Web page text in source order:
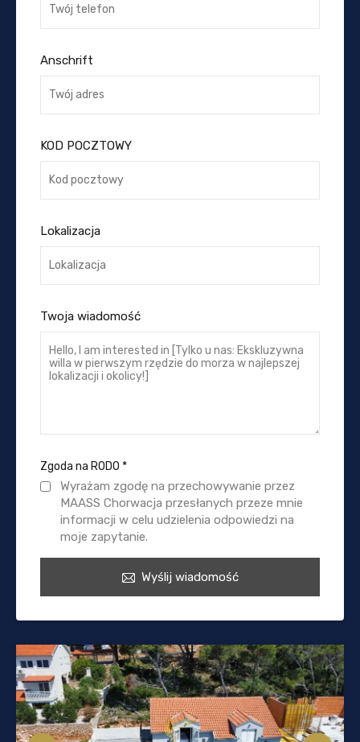
Anschrift
KOD POCZTOWY
Lokalizacja
Twoja wiadomość
Zgoda na RODO *
Wyrażam zgodę na przechowywanie przez
MAASS Chorwacja przesłanych przeze mnie
informacji w celu udzielenia odpowiedzi na
moje zapytanie.
Wyślij wiadomość